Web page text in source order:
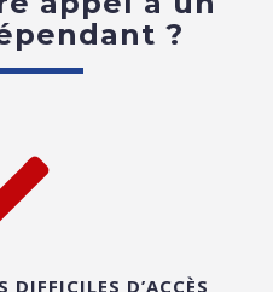
?
DIFFICILES D’ACCÈS